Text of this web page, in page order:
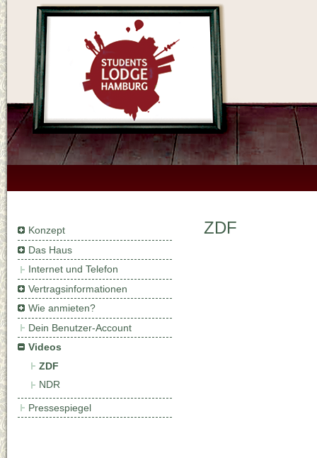
Konzept
Das Haus
Internet und Telefon
Vertragsinformationen
Wie anmieten?
Dein Benutzer-Account
Videos
ZDF
NDR
Pressespiegel
ZDF